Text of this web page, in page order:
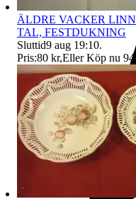
ÄLDRE VACKER
TAL, FESTDUKNING
Sluttid9 aug 19:10.
Pris:80 kr,Eller Köp nu 94